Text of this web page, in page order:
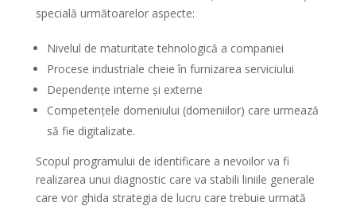
specială următoarelor aspecte:
Nivelul de maturitate tehnologică a companiei
Procese industriale cheie în furnizarea serviciului
Dependențe interne și externe
Competențele domeniului (domeniilor) care urmează
să fie digitalizate.
Scopul programului de identificare a nevoilor va fi
realizarea unui diagnostic care va stabili liniile generale
care vor ghida strategia de lucru care trebuie urmată